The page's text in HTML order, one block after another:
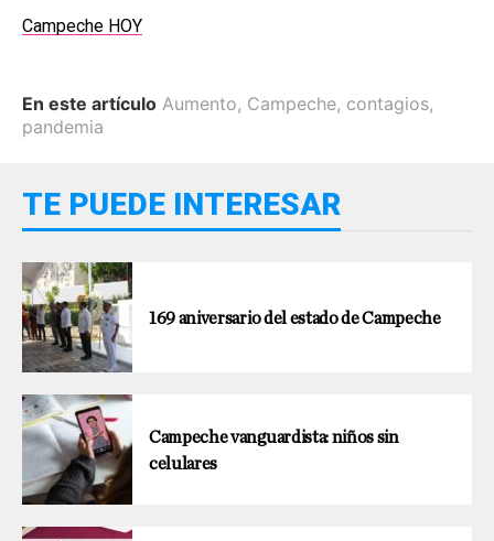
Campeche HOY
En este artículo Aumento, Campeche, contagios,
pandemia
TE PUEDE INTERESAR
169 aniversario del estado de Campeche
Campeche vanguardista: niños sin
celulares